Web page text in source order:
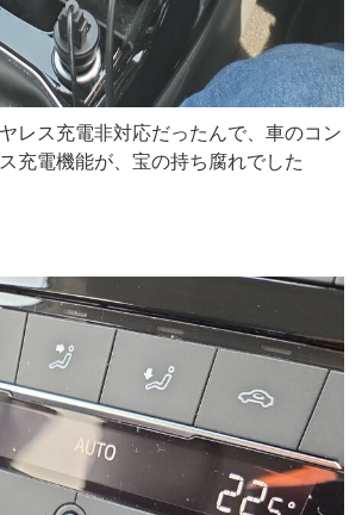
レス充電非対応だったんで、車のコン
充電機能が、宝の持ち腐れでした